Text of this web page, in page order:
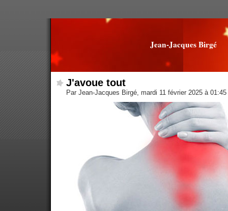
Jean-Jacques Birgé
J'avoue tout
Par Jean-Jacques Birgé, mardi 11 février 2025 à 01:45